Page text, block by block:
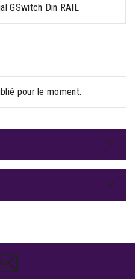
GSwitch Din RAIL
pour le moment.

